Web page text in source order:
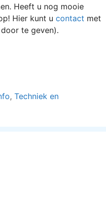
Heeft u nog mooie
Hier kunt u contact met
te geven).
, Techniek en